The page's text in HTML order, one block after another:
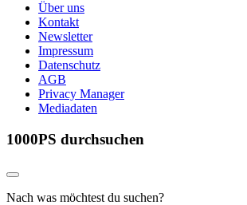
Über uns
Kontakt
Newsletter
Impressum
Datenschutz
AGB
Privacy Manager
Mediadaten
1000PS durchsuchen
Nach was möchtest du suchen?